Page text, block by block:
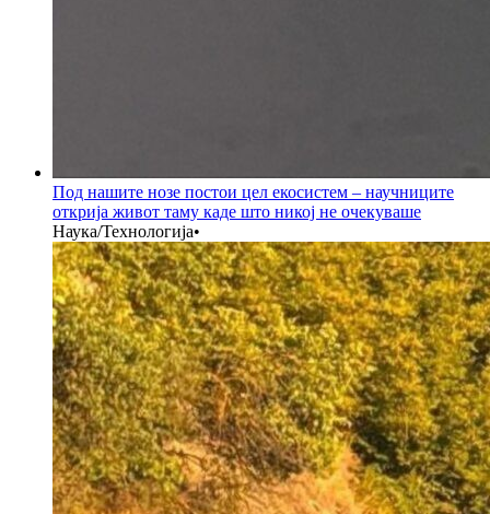
Под нашите нозе постои цел екосистем – научниците
открија живот таму каде што никој не очекуваше
Наука/Технологија•